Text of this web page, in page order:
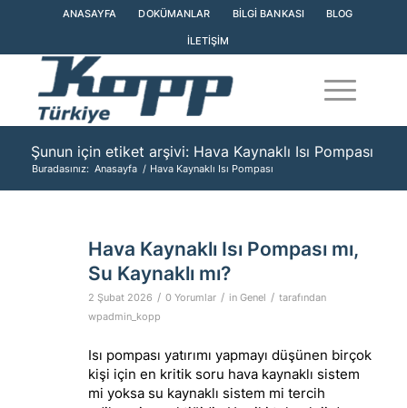
ANASAYFA DOKÜMANLAR BILGI BANKASI BLOG
İLETIŞIM
Şunun için etiket arşivi: Hava Kaynaklı Isı Pompası
Buradasınız: Anasayfa / Hava Kaynaklı Isı Pompası
Hava Kaynaklı Isı Pompası mı,
Su Kaynaklı mı?
2 Şubat 2026 / 0 Yorumlar / in Genel / tarafından
wpadmin_kopp
Isı pompası yatırımı yapmayı düşünen birçok
kişi için en kritik soru hava kaynaklı sistem
mi yoksa su kaynaklı sistem mi tercih